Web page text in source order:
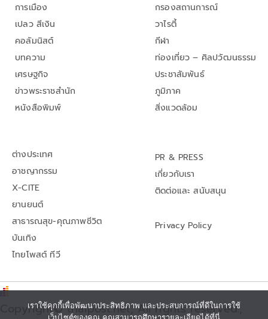
การเมือง
เปลว สีเงิน
คอลัมนิสต์
บทความ
เศรษฐกิจ
ข่าวพระราชสำนัก
หนังสือพิมพ์
กรองสถานการณ์
วาไรตี้
กีฬา
ท่องเที่ยว – ศิลปวัฒนธรรม
ประชาสัมพันธ์
ภูมิภาค
สิ่งแวดล้อม
ต่างประเทศ
อาชญากรรม
X-CITE
ยานยนต์
สาธารณสุข-คุณภาพชีวิต
บันเทิง
ไทยโพสต์ ทีวี
PR & PRESS
เกี่ยวกับเรา
ติดต่อและ สนับสนุน
Privacy Policy
Copyright© thaipost.net, All rights reserved.,
เราใช้คุกกี้เพื่อพัฒนาประสิทธิภาพ และประสบการณ์ที่ดีในการใช้